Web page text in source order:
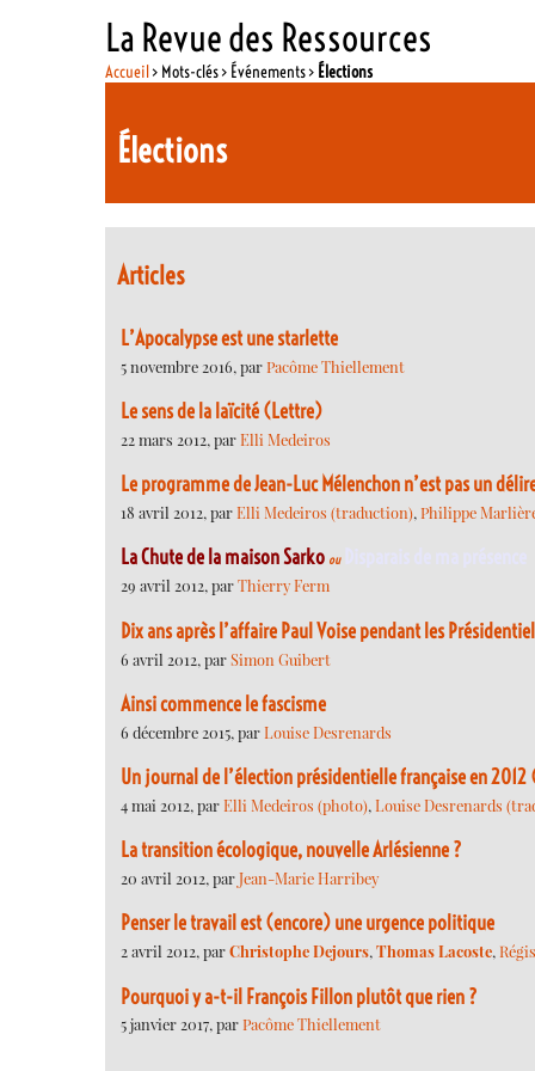
La Revue des Ressources
Accueil> Mots-clés > Événements > Élections
Élections
Articles
L’Apocalypse est une starlette
5 novembre 2016, parPacôme Thiellement
Le sens de la laïcité (Lettre)
22 mars 2012, parElli Medeiros
Le programme de Jean-Luc Mélenchon n’est pas un
18 avril 2012, parElli Medeiros (traduction), Philippe
La Chute de la maison Sarko ou
29 avril 2012, parThierry Ferm
Dix ans après l’affaire Paul Voise pendant les
6 avril 2012, parSimon Guibert
Ainsi commence le fascisme
6 décembre 2015, parLouise Desrenards
Un journal de l’élection présidentielle française en
4 mai 2012, parElli Medeiros (photo), Louise Desrenards
La transition écologique, nouvelle Arlésienne ?
20 avril 2012, parJean-Marie Harribey
Penser le travail est (encore) une urgence politique
2 avril 2012, parChristophe Dejours, Thomas Lacoste,
Pourquoi y a-t-il François Fillon plutôt que rien ?
5 janvier 2017, parPacôme Thiellement